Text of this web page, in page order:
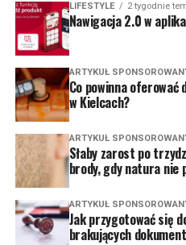
LIFESTYLE 2 tygodnie
Nawigacja 2.0 w
ARTYKUŁ
Co powinna
w Kielcach?
ARTYKUŁ
Słaby zarost po
brody, gdy natura nie
ARTYKUŁ
Jak przygotować się
brakujących